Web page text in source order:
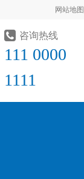
网站地图
咨询热线
111 0000
1111